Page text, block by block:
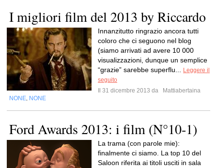
I migliori film del 2013 by Riccardo
Innanzitutto ringrazio ancora tutti
coloro che ci seguono nel blog
(siamo arrivati ad avere 10 000
visualizzazioni, dunque un semplice
“grazie” sarebbe superflu...
Leggere il
seguito
Il 31 dicembre 2013 da
Mattiabertaina
NONE NONE
Ford Awards 2013: i film (N°10-1)
La trama (con parole mie):
finalmente ci siamo. La top 10 del
Saloon riferita ai titoli usciti in sala